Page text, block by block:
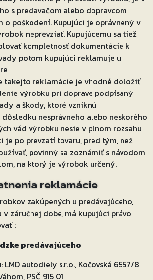
s predavačom alebo dopravcom
o poškodení. Kupujúci je oprávnený v
neprevziať. Kupujúcemu sa tiež
kompletnosť dokumentácie k
potom kupujúci reklamuje u
takejto reklamácie je vhodné doložiť
výrobku pri doprave podpísaný
a škody, ktoré vzniknú
nesprávneho alebo neskorého
vád výrobku nesie v plnom rozsahu
je po prevzatí tovaru, pred tým, než
povinný sa zoznámiť s návodom
na ktorý je výrobok určený.
reklamácie
zakúpených u predávajúceho,
v záručnej dobe, má kupujúci právo
:
predávajúceho
LMD autodiely s.r.o., Kočovská 6557/8
PSČ 915 01